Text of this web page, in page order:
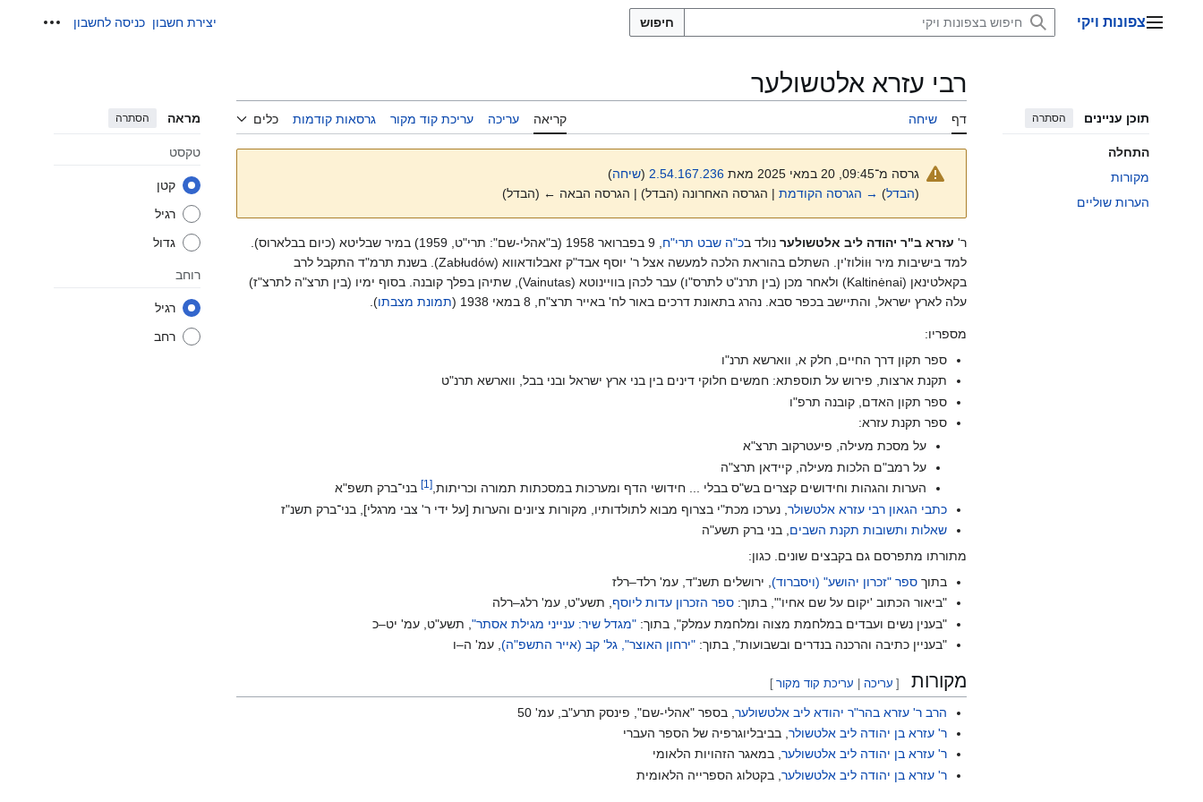
תפריט ראשי
צפונות ויקי חיפוש יצירת חשבון כניסה לחשבון כלים
תוכן עניינים הסתרה
התחלה
מקורות
הערות שוליים
רבי עזרא אלטשולער
דף שיחה קריאה עריכה עריכת קוד מקור גרסאות קודמות כלים מראה הסתרה
טקסט
קטן
רגיל
גדול
רוחב
רגיל
רחב
גרסה מ־09:45, 20 במאי 2025 מאת 2.54.167.236
(שיחה)
(הבדל) → הגרסה הקודמת | הגרסה האחרונה (הבדל) | הגרסה הבאה ← (הבדל)
ר' עזרא ב"ר יהודה ליב אלטשולער נולד בכ"ה שבט תרי"ח
, 9 בפברואר 1958 (ב"אהלי-שם": תרי"ט, 1959) במיר שבליטא (כיום בבלארוס).
למד בישיבות מיר וּווֹלוז'ין. השתלם בהוראת הלכה למעשה אצל ר' יוסף אבד"ק זאבלודאווא (Zabłudów). בשנת תרמ"ד התקבל לרב
בקאלטינאן (Kaltinėnai) ולאחר מכן (בין תרנ"ט לתרס"ו) עבר לכהן בוויינוטא (Vainutas), שתיהן בפלך קובנה. בסוף ימיו (בין תרצ"ה לתרצ"ז)
עלה לארץ ישראל, והתיישב בכפר סבא. נהרג בתאונת דרכים באור לח' באייר תרצ"ח, 8 במאי 1938 (
תמונת מצבתו).
מספריו:
ספר תקון דרך החיים, חלק א, ווארשא תרנ"ו
תקנת ארצות, פירוש על תוספתא: חמשים חלוקי דינים בין בני ארץ ישראל ובני בבל, ווארשא תרנ"ט
ספר תקון האדם, קובנה תרפ"ו
ספר תקנת עזרא:
על מסכת מעילה, פיעטרקוב תרצ"א
על רמב"ם הלכות מעילה, קיידאן תרצ"ה
הערות והגהות וחידושים קצרים בש"ס בבלי ... חידושי הדף ומערכות במסכתות תמורה וכריתות, [
1
]בני־ברק תשפ"א
כתבי הגאון רבי עזרא אלטשולר , נערכו מכת"י בצרוף מבוא לתולדותיו, מקורות ציונים והערות [על ידי ר' צבי מרגלי], בני־ברק תשנ"ז
שאלות ותשובות תקנת השבים , בני ברק תשע"ה
מתורתו מתפרסם גם בקבצים שונים. כגון:
בתוךספר "זכרון יהושע" (ויסברוד) , ירושלים תשנ"ד, עמ' רלד–רלז
"ביאור הכתוב 'יקום על שם אחיו'", בתוך:ספר הזכרון עדות ליוסף, תשע"ט, עמ' רלג–רלה
"בענין נשים ועבדים במלחמת מצוה ומלחמת עמלק", בתוך:"מגדל שיר: ענייני מגילת אסתר" , תשע"ט, עמ' יט–כ
"בעניין כתיבה והרכנה בנדרים ובשבועות", בתוך:"ירחון האוצר", גל' קב (אייר התשפ"ה) , עמ' ה–ו
מקורות [ עריכה עריכת קוד מקור ]
הרב ר' עזרא בהר"ר יהודא ליב אלטשולער , בספר "אהלי-שם", פינסק תרע"ב, עמ' 50
ר' עזרא בן יהודה ליב אלטשולר , בביבליוגרפיה של הספר העברי
ר' עזרא בן יהודה ליב אלטשולער, במאגר הזהויות הלאומי
ר' עזרא בן יהודה ליב אלטשולער , בקטלוג הספרייה הלאומית